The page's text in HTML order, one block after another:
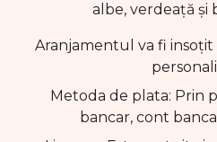
albe, verdeață și
Aranjamentul va fi
Metoda de plata: Prin
bancar, cont